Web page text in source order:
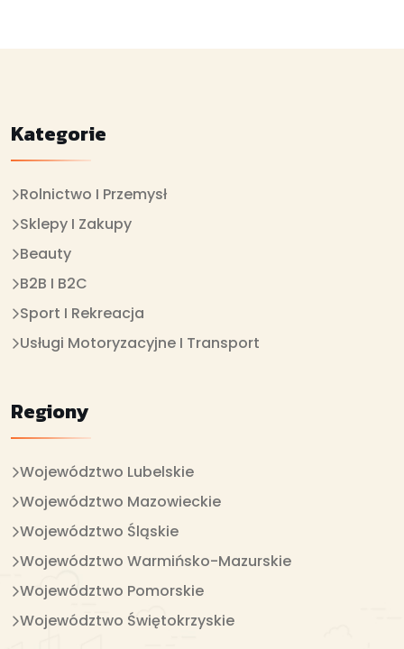
Kategorie
Rolnictwo I Przemysł
Sklepy I Zakupy
Beauty
B2B I B2C
Sport I Rekreacja
Usługi Motoryzacyjne I Transport
Regiony
Województwo Lubelskie
Województwo Mazowieckie
Województwo Śląskie
Województwo Warmińsko-Mazurskie
Województwo Pomorskie
Województwo Świętokrzyskie